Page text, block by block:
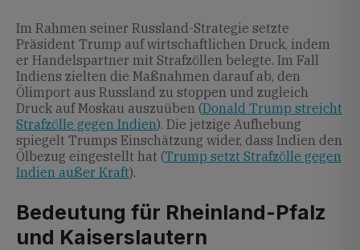
Im Rahmen seiner Russland-Strategie setzte
Präsident Trump auf wirtschaftlichen Druck, indem
er Handelspartner mit Strafzöllen belegte. Im Fall
Indiens zielten die Maßnahmen darauf ab, den
Ölimport aus Russland zu stoppen und zugleich
Druck auf Moskau auszuüben (Donald Trump streicht
Strafzölle gegen Indien). Die jetzige Aufhebung
spiegelt Trumps Einschätzung wider, dass Indien den
Ölbezug eingestellt hat (Trump setzt Strafzölle gegen
Indien außer Kraft).
Bedeutung für Rheinland-Pfalz
und Kaiserslautern